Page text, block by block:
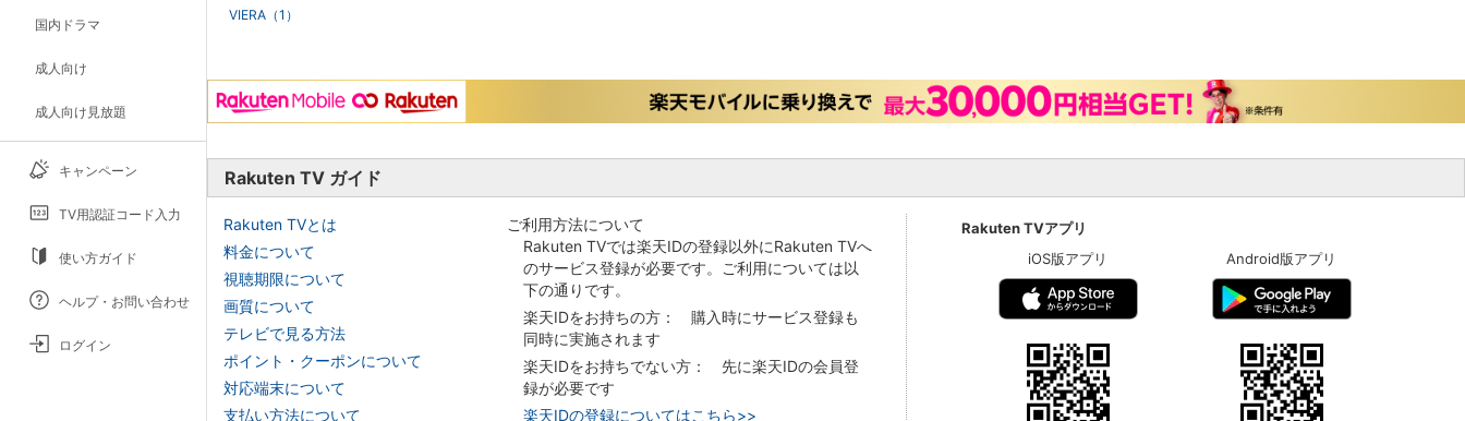
国内ドラマ
成人向け
成人向け見放題
キャンペーン
TV用認証コード入力
使い方ガイド
ヘルプ・お問い合わせ
ログイン
VIERA（1）
Rakuten TV ガイド
Rakuten TVとは
料金について
視聴期限について
画質について
テレビで見る方法
ポイント・クーポンについて
対応端末について
支払い方法について
ご利用方法について
Rakuten TVでは楽天IDの登録以外にRakuten TVへ
のサービス登録が必要です。ご利用については以
下の通りです。
楽天IDをお持ちの方： 購入時にサービス登録も
同時に実施されます
楽天IDをお持ちでない方： 先に楽天IDの会員登
録が必要です
楽天IDの登録についてはこちら>>
Rakuten TVアプリ
iOS版アプリ
Android版アプリ